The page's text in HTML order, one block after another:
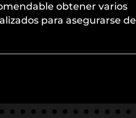
obtener varios
para asegurarse